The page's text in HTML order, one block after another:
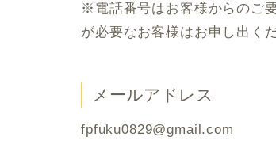
※電話番号はお客様からのご
が必要なお客様はお申し出く
メールアドレス
fpfuku0829@gmail.com